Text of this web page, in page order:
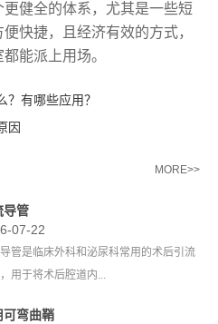
健全的体系，尤其是一些短
快捷，且经济有效的方式，
能派上用场。
？有哪些应用？
因
MORE>>
导管
07-22
管是临床外科和泌尿科常用的术后引流
用于将术后腔道内...
可弯曲鞘